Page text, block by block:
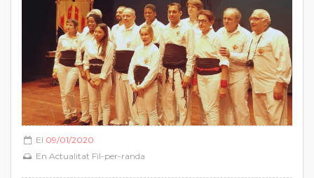
El 09/01/2020
En Actualitat Fil-per-randa